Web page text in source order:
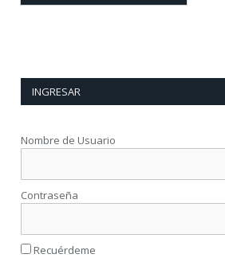
INGRESAR
Nombre de Usuario
Contraseña
Recuérdeme